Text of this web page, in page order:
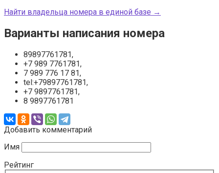
Найти владельца номера в единой базе →
Варианты написания номера
89897761781,
+7 989 7761781,
7 989 776 17 81,
tel:+79897761781,
+7 9897761781,
8 9897761781
Добавить комментарий
Имя
Рейтинг